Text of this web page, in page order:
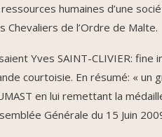
humaines d’une
Chevaliers de l’Ordre de Malte.
Yves SAINT-CLIVIER:
courtoisie. En résumé: « un
en lui remettant la
Générale du 15 Juin